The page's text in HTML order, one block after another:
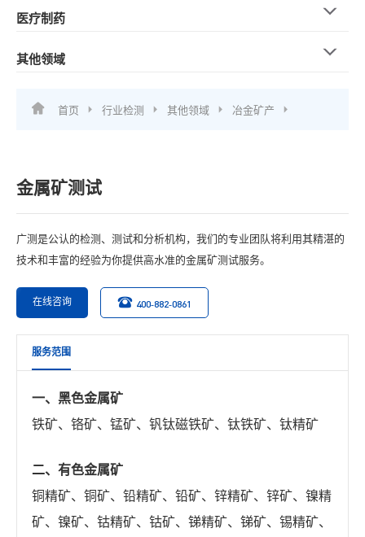
医疗制药
其他领域
首页 行业检测 其他领域 冶金矿产
金属矿测试
广测是公认的检测、测试和分析机构，我们的专业团队将利用其精湛的
技术和丰富的经验为你提供高水准的金属矿测试服务。
在线咨询 400-882-0861
服务范围
一、黑色金属矿
铁矿、铬矿、锰矿、钒钛磁铁矿、钛铁矿、钛精矿
二、有色金属矿
铜精矿、铜矿、铅精矿、铅矿、锌精矿、锌矿、镍精
矿、镍矿、钴精矿、钴矿、锑精矿、锑矿、锡精矿、